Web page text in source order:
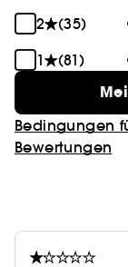
2
(35)
1
(81)
Bedingungen
Bewertungen